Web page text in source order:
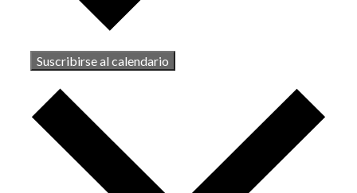
Suscribirse al calendario